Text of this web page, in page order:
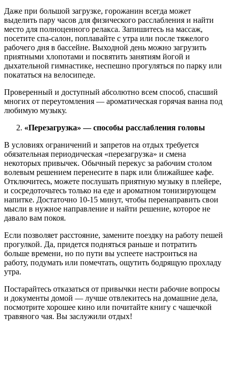
Даже при большой загрузке, горожанин всегда может
выделить пару часов для физического расслабления и найти
место для полноценного релакса. Запишитесь на массаж,
посетите спа-салон, поплавайте с утра или после тяжелого
рабочего дня в бассейне. Выходной день можно загрузить
приятными хлопотами и посвятить занятиям йогой и
дыхательной гимнастике, неспешно прогуляться по парку или
покататься на велосипеде.
Проверенный и доступный абсолютно всем способ, спасший
многих от переутомления — ароматическая горячая ванна под
любимую музыку.
«Перезагрузка» — способы расслабления головы
В условиях ограничений и запретов на отдых требуется
обязательная периодическая «перезагрузка» и смена
некоторых привычек. Обычный перекус за рабочим столом
волевым решением перенесите в парк или ближайшее кафе.
Отключитесь, можете послушать приятную музыку в плейере,
и сосредоточьтесь только на еде и ароматном тонизирующем
напитке. Достаточно 10-15 минут, чтобы перенаправить свои
мысли в нужное направление и найти решение, которое не
давало вам покоя.
Если позволяет расстояние, замените поездку на работу пешей
прогулкой. Да, придется подняться раньше и потратить
больше времени, но по пути вы успеете настроиться на
работу, подумать или помечтать, ощутить бодрящую прохладу
утра.
Постарайтесь отказаться от привычки нести рабочие вопросы
и документы домой — лучше отвлекитесь на домашние дела,
посмотрите хорошее кино или почитайте книгу с чашечкой
травяного чая. Вы заслужили отдых!